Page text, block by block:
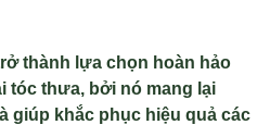
thành lựa chọn hoàn hảo
tóc thưa, bởi nó mang lại
giúp khắc phục hiệu quả các